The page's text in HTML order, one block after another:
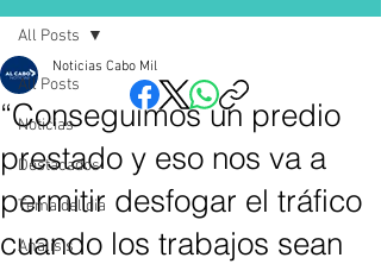
All Posts
Noticias
Destacados
Tema del dia
Analisis
All Posts
“Conseguimos un predio
prestado y eso nos va a
permitir desfogar el tráfico
cuando los trabajos sean
Noticias Cabo Mil